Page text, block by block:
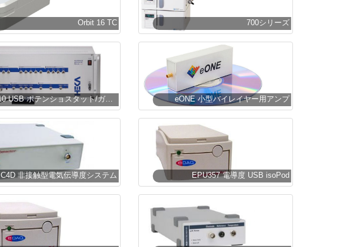
Orbit 16 TC 700シリーズ
PG310 USB ポテンショスタット/ガルバノスタット eONE 小型バイレイヤー用アンプ
C4D 非接触型電気伝導度システム EPU357 電導度 USB isoPod